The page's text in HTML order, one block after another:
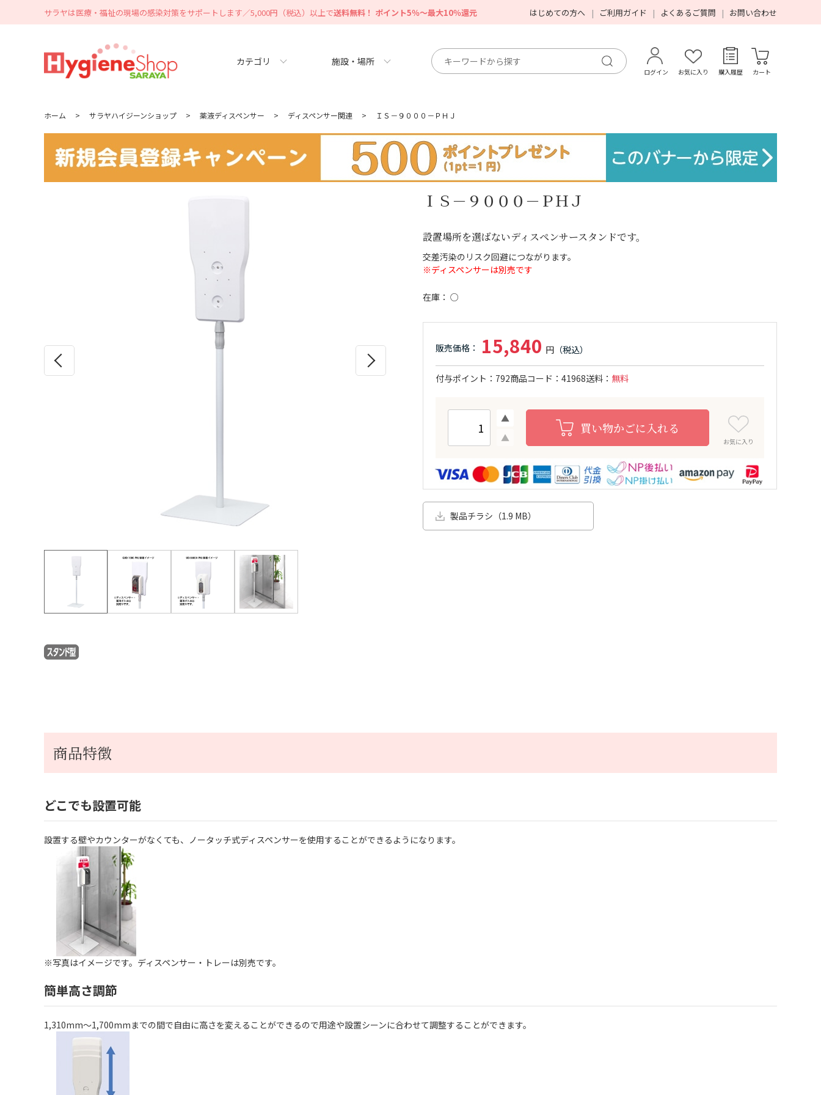
サラヤは医療・福祉の現場の感染対策をサポートします／5,000円（税込）以上で送料無料！ ポイント5％～最大10％還元 はじめての方へ ご利用ガイド よくあるご質問 お問い合わせ
カテゴリ 施設・場所
ログイン お気に入り 購入履歴 カート
ホーム > サラヤハイジーンショップ > 薬液ディスペンサー > ディスペンサー関連 > ＩＳ－９０００－ＰＨＪ
ＩＳ－９０００－ＰＨＪ
設置場所を選ばないディスペンサースタンドです。
交差汚染のリスク回避につながります。
※ディスペンサーは別売です
在庫 ○
15,840
付与ポイント 792商品コード 41968送料 無料
買い物かごに入れる
お気に入り
製品チラシ（1.9 MB）
商品特徴
どこでも設置可能
設置する壁やカウンターがなくても、ノータッチ式ディスペンサーを使用することができるようになります。
※写真はイメージです。ディスペンサー・トレーは別売です。
簡単高さ調節
1,310mm～1,700mmまでの間で自由に高さを変えることができるので用途や設置シーンに合わせて調整することができます。